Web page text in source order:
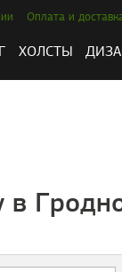
Оплата и
ХОЛСТЫ
в